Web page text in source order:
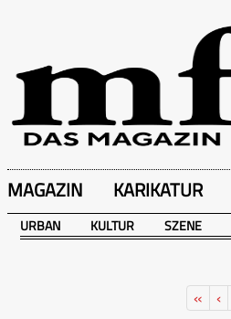
MAGAZIN KARIKATUR
URBAN KULTUR SZENE
« ‹